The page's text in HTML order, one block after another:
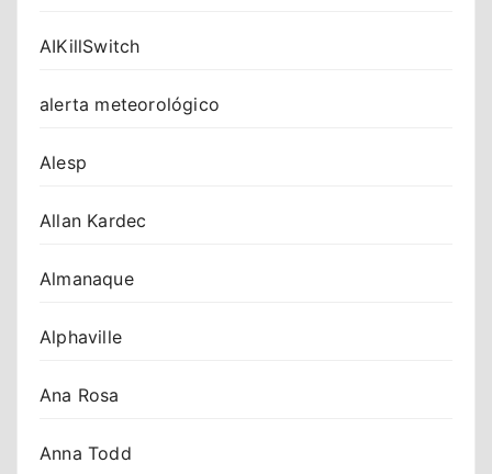
AIKillSwitch
alerta meteorológico
Alesp
Allan Kardec
Almanaque
Alphaville
Ana Rosa
Anna Todd